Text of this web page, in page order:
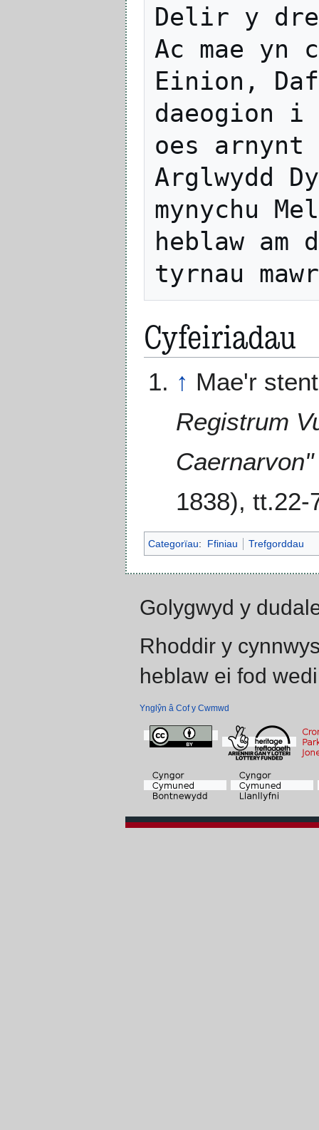
Delir y
Ac mae yn
Einion,
daeogion i
oes arnynt
Arglwydd
mynychu
heblaw
Cyfeiriadau
↑ Mae'r
Registrum
1838), tt.22-
Categorïau: Ffiniau Trefgorddau
Golygwyd y
Rhoddir y
heblaw ei fod
Ynglŷn â Cof y Cwmwd